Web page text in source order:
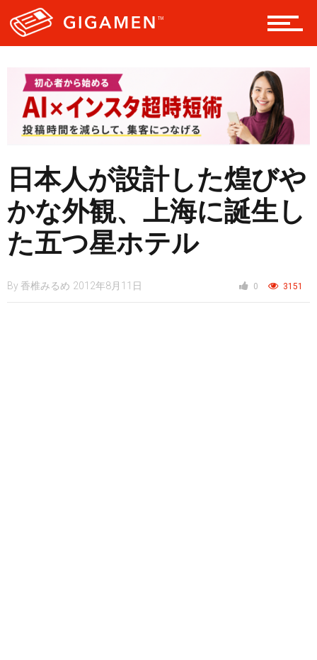
ヘルス・健康
スタイル
仮想通貨
スマートフォン
日本人が設計した煌びや
かな外観、上海に誕生し
た五つ星ホテル
By 香椎みるめ 2012年8月11日 0 3151